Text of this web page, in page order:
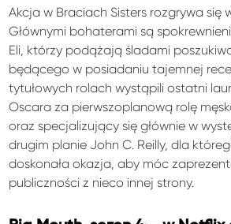
Akcja w Braciach Sisters rozgrywa się
Głównymi bohaterami są
Eli, którzy podążają śladami
będącego w posiadaniu tajemnej
tytułowych rolach wystąpili ostatni
Oscara za pierwszoplanową rolę
oraz specjalizujący się głównie w
drugim planie John C. Reilly, dla
doskonała okazja, aby móc
publiczności z nieco innej strony.